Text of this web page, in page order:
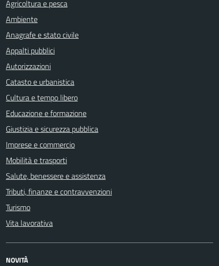
Agricoltura e pesca
Ambiente
Anagrafe e stato civile
Appalti pubblici
Autorizzazioni
Catasto e urbanistica
Cultura e tempo libero
Educazione e formazione
Giustizia e sicurezza pubblica
Imprese e commercio
Mobilità e trasporti
Salute, benessere e assistenza
Tributi, finanze e contravvenzioni
Turismo
Vita lavorativa
NOVITÀ